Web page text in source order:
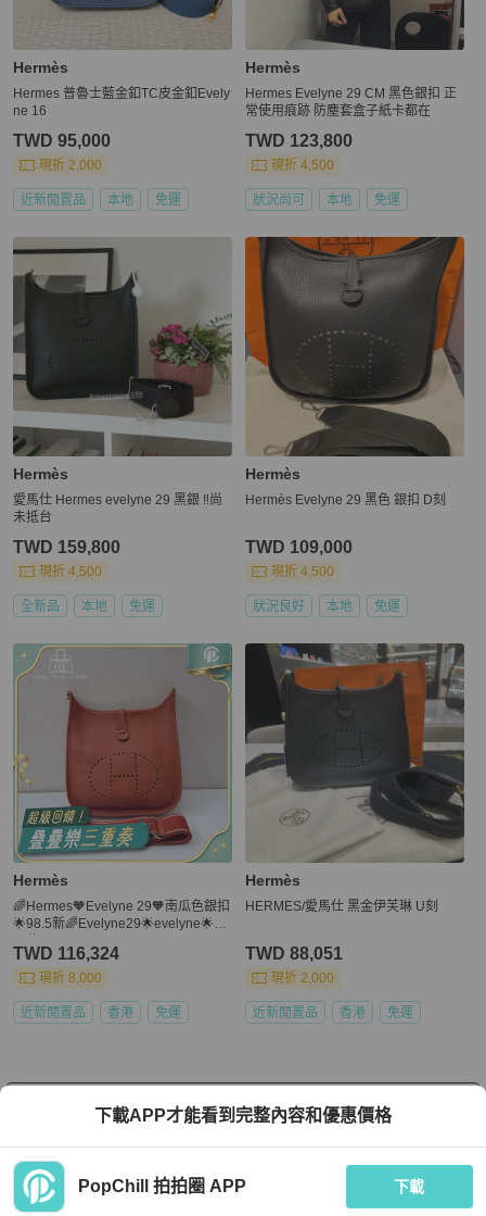
Hermès
Hermes 普魯士藍金釦TC皮金釦Evely
ne 16
TWD 95,000
現折 2,000
近新閒置品 本地 免運
Hermès
Hermes Evelyne 29 CM 黑色銀扣 正
常使用痕跡 防塵套盒子紙卡都在
TWD 123,800
現折 4,500
狀況尚可 本地 免運
Hermès
愛馬仕 Hermes evelyne 29 黑銀 ‼️尚
未抵台
TWD 159,800
現折 4,500
全新品 本地 免運
Hermès
Hermès Evelyne 29 黑色 銀扣 D刻
TWD 109,000
現折 4,500
狀況良好 本地 免運
Hermès
🌈Hermes🧡Evelyne 29🧡南瓜色銀扣
🌟98.5新🌈Evelyne29🌟evelyne🌟愛
TWD 116,324
現折 8,000
近新閒置品 香港 免運
Hermès
HERMES/愛馬仕 黑金伊芙琳 U刻
TWD 88,051
現折 2,000
近新閒置品 香港 免運
看更多
下載APP才能看到完整內容和優惠價格
PopChill 拍拍圈 APP 下載